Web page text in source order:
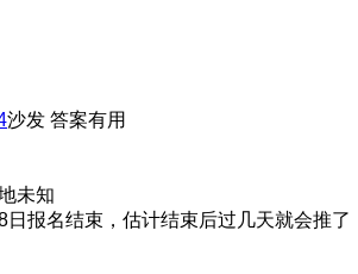
沙发 答案有用
未知
日报名结束，估计结束后过几天就会推了